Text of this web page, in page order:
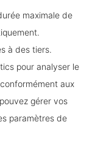
maximale de
à des tiers.
pour analyser le
aux
gérer vos
paramètres de